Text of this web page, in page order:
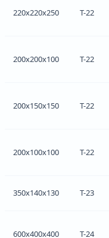
220x220x250 Т-22
200x200x100 Т-22
200x150x150 Т-22
200x100x100 Т-22
350x140x130 Т-23
600x400x400 Т-24